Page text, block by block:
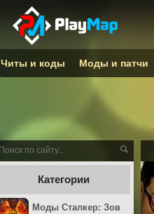
Категории
Моды Сталкер: Зов
Читы и коды Моды и патчи